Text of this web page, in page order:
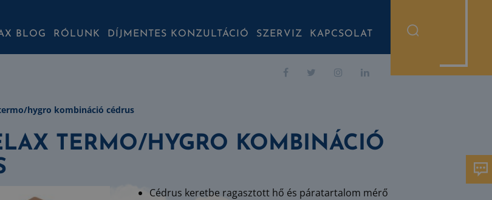
BLOG RÓLUNK DÍJMENTES KONZULTÁCIÓ SZERVIZ KAPCSOLAT
hygro kombináció cédrus
TERMO/HYGRO KOMBINÁCIÓ
Cédrus keretbe ragasztott hő és páratartalom mérő